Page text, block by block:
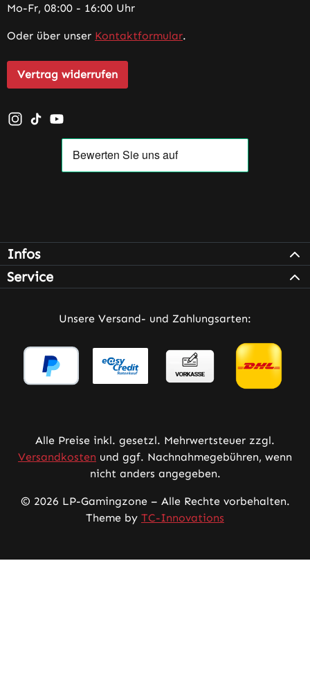
Mo-Fr, 08:00 - 16:00 Uhr
Oder über unser Kontaktformular.
Vertrag widerrufen
Schau auf Instagram vorbei – öffnet in neuem Tab
Sieh dir unsere TikTok-Videos an – öffnet in neuem
Sieh dir unsere Videos auf YouTube an – öffnet
Infos
Service
Unsere Versand- und Zahlungsarten:
Alle Preise inkl. gesetzl. Mehrwertsteuer zzgl.
Versandkosten und ggf. Nachnahmegebühren, wenn
nicht anders angegeben.
© 2026 LP-Gamingzone – Alle Rechte vorbehalten.
Theme by TC-Innovations